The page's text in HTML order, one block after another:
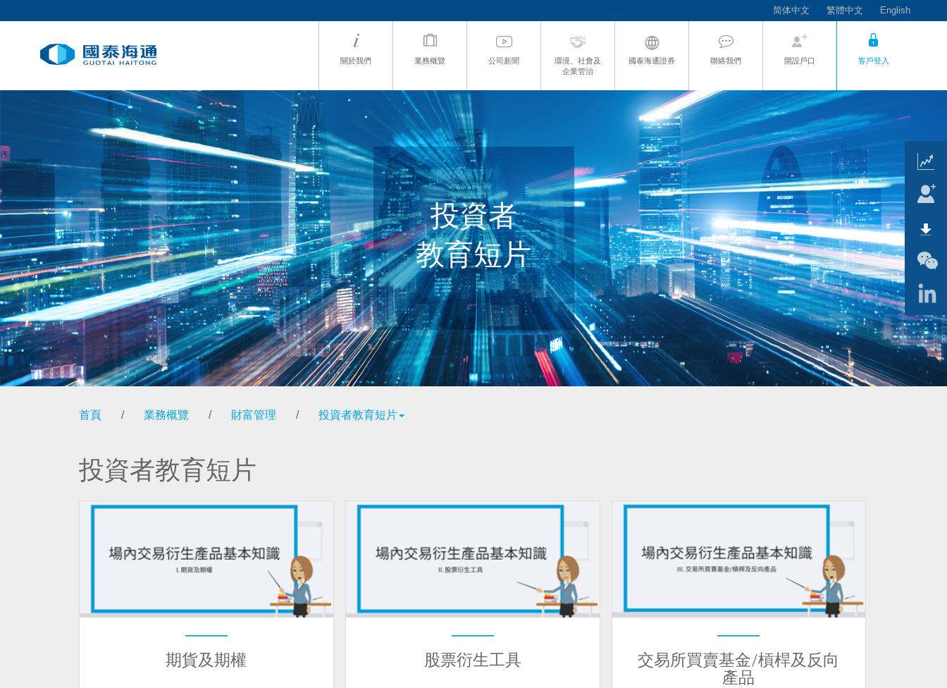
简体中文 繁體中文 English
關於我們 業務概覽 公司新聞
環境、社會及
企業管治
國泰海通證券 聯絡我們 開設戶口 客戶登入
投資者
教育短片
首頁 / 業務概覽 / 財富管理 / 投資者教育短片
投資者教育短片
期貨及期權 股票衍生工具
交易所買賣基金/槓桿及反向
產品